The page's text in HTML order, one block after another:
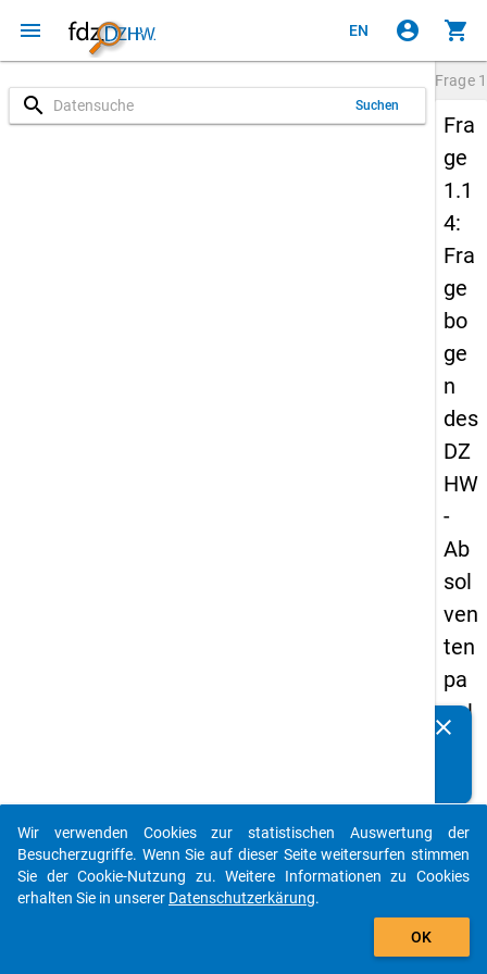
menu EN account_circle shopping_cart
search Suchen
Frage
Fra
ge
1.1
4:
Fra
ge
bo
ge
n
des
DZ
HW
-
Ab
sol
ven
ten
pa
nel
89
-
zw
clear
auto_stories
add_shopping_cart
Wir verwenden Cookies zur statistischen Auswertung der
Besucherzugriffe. Wenn Sie auf dieser Seite weitersurfen stimmen
Sie der Cookie-Nutzung zu. Weitere Informationen zu Cookies
erhalten Sie in unserer Datenschutzerkärung.
OK